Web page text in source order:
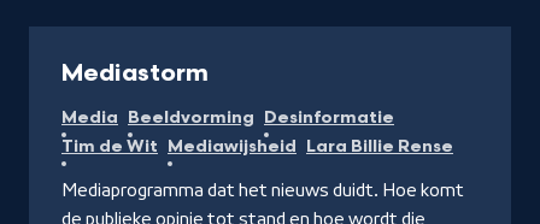
Mediastorm
Media Beeldvorming Desinformatie
Tim de Wit Mediawijsheid Lara Billie Rense
Mediaprogramma dat het nieuws duidt. Hoe komt
de publieke opinie tot stand en hoe wordt die